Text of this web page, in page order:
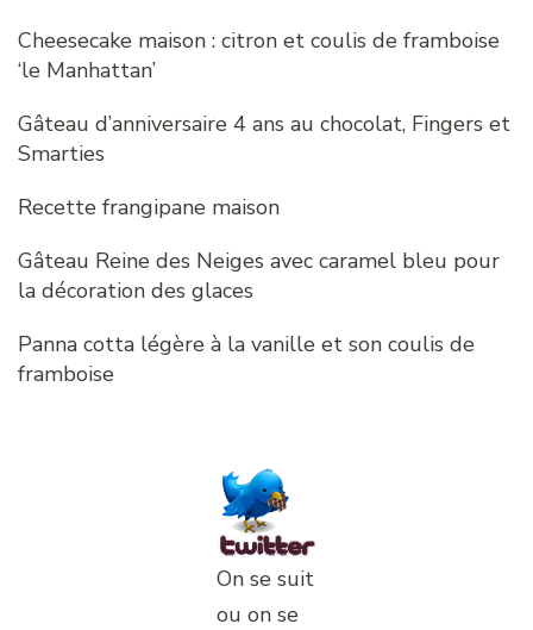
Cheesecake maison : citron et coulis de framboise
‘le Manhattan’
Gâteau d’anniversaire 4 ans au chocolat, Fingers et
Smarties
Recette frangipane maison
Gâteau Reine des Neiges avec caramel bleu pour
la décoration des glaces
Panna cotta légère à la vanille et son coulis de
framboise
On se suit
ou on se